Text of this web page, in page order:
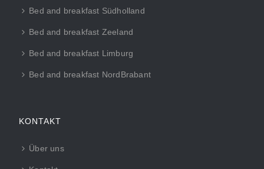
Bed and breakfast Südholland
Bed and breakfast Zeeland
Bed and breakfast Limburg
Bed and breakfast NordBrabant
KONTAKT
Über uns